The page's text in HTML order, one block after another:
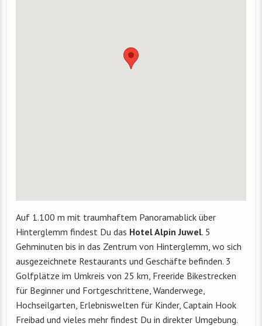
Auf 1.100 m mit traumhaftem Panoramablick über
Hinterglemm findest Du das Hotel Alpin Juwel. 5
Gehminuten bis in das Zentrum von Hinterglemm, wo sich
ausgezeichnete Restaurants und Geschäfte befinden. 3
Golfplätze im Umkreis von 25 km, Freeride Bikestrecken
für Beginner und Fortgeschrittene, Wanderwege,
Hochseilgarten, Erlebniswelten für Kinder, Captain Hook
Freibad und vieles mehr findest Du in direkter Umgebung.